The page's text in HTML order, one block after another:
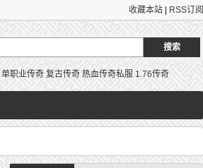
收藏本站 RSS订阅
单职业传奇 复古传奇 热血传奇私服 1.76传奇